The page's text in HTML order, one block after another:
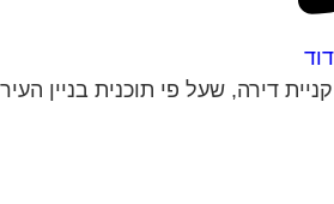
דירה, שעל פי תוכנית בניין